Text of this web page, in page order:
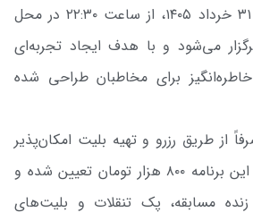
این برنامه روز یکشنبه ۳۱ خرداد ۱۴۰۵، از ساعت ۲۲:۳۰ در محل
می‌شود و با هدف ایجاد تجربه‌ای
برای مخاطبان طراحی شده
از طریق رزرو و تهیه بلیت امکان‌پذیر
خواهد بود. مبلغ بلیت این برنامه ۸۰۰ هزار تومان تعیین شده و
مسابقه، پک تنقلات و بلیت‌های